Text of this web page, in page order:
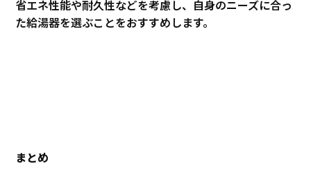
省エネ性能や耐久性などを考慮し、自身のニーズに合っ
た給湯器を選ぶことをおすすめします。
まとめ